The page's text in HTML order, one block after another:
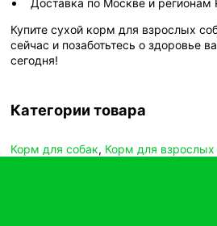
Доставка по Москве и регионам
Купите сухой корм для взрослых
сейчас и позаботьтесь о здоровье
сегодня!
Категории товара
Корм для собак, Корм для взрослых